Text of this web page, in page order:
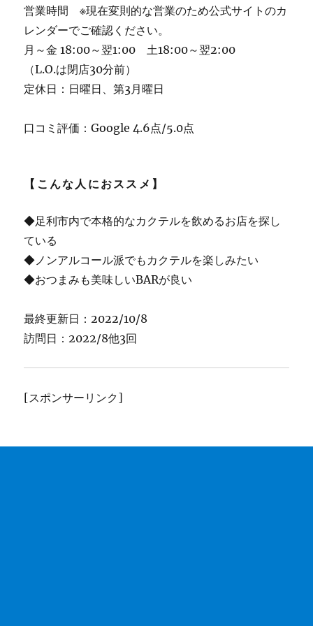
営業時間 ※現在変則的な営業のため公式サイトのカ
レンダーでご確認ください。
月～金 18:00～翌1:00 土18:00～翌2:00
（L.O.は閉店30分前）
定休日：日曜日、第3月曜日
口コミ評価：Google 4.6点/5.0点
【こんな人におススメ】
◆足利市内で本格的なカクテルを飲めるお店を探し
ている
◆ノンアルコール派でもカクテルを楽しみたい
◆おつまみも美味しいBARが良い
最終更新日：2022/10/8
訪問日：2022/8他3回
[スポンサーリンク]